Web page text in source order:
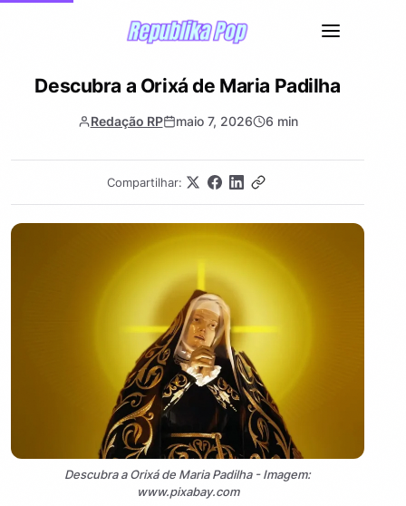
Descubra a Orixá de Maria Padilha
Redação RP maio 7, 2026 6 min
Compartilhar:
Descubra a Orixá de Maria Padilha - Imagem:
www.pixabay.com